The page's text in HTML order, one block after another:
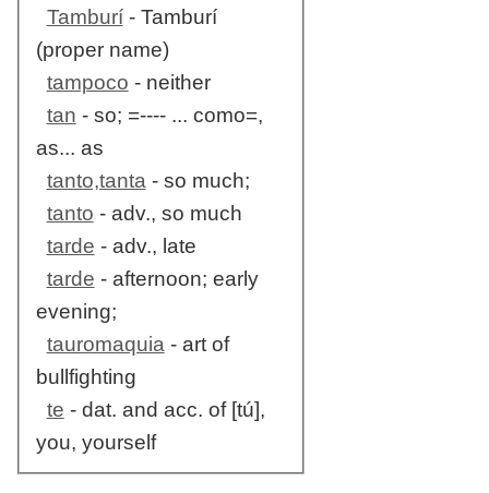
Tamburí- Tamburí
(proper name)
tampoco - neither
tan - so; =---- ... como=,
as... as
tanto,tanta - so much;
tanto - adv., so much
tarde - adv., late
tarde - afternoon; early
evening;
tauromaquia - art of
bullfighting
te - dat. and acc. of [tú],
you, yourself